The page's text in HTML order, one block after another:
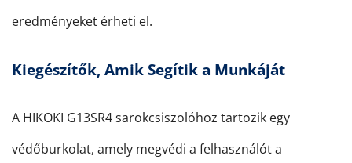
eredményeket érheti el.
Kiegészítők, Amik Segítik a Munkáját
A HIKOKI G13SR4 sarokcsiszolóhoz tartozik egy
védőburkolat, amely megvédi a felhasználót a